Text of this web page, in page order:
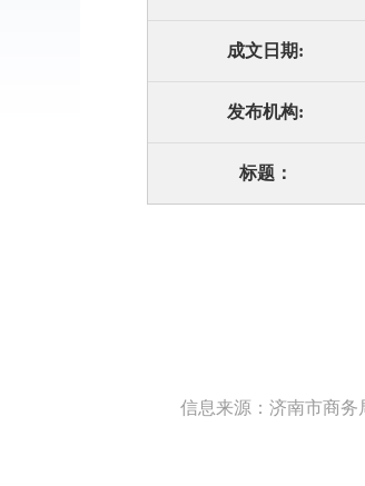
成文日期:
发布机构:
标题：
信息来源：济南市商务